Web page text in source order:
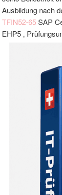
Ausbildung nach
TFIN52-65SAP
EHP5 ,